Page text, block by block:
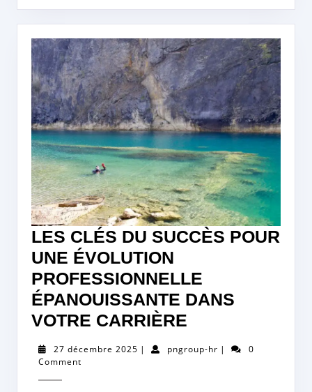
LES CLÉS DU SUCCÈS POUR
UNE ÉVOLUTION
PROFESSIONNELLE
ÉPANOUISSANTE DANS
VOTRE CARRIÈRE
DU
27 décembre 2025 27| pngroup-hrpngroup-
|
0
Comment